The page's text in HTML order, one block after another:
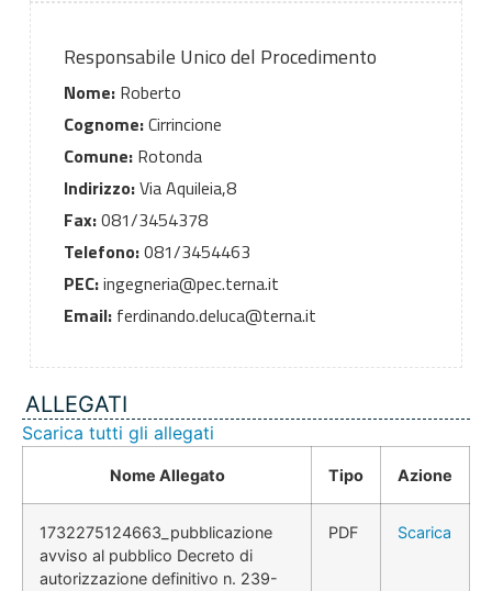
Responsabile Unico del Procedimento
Nome:Roberto
Cognome:Cirrincione
Comune:Rotonda
Indirizzo:Via Aquileia,8
Fax:081/3454378
Telefono:081/3454463
PEC:ingegneria@pec.terna.it
Email:ferdinando.deluca@terna.it
ALLEGATI
Scarica tutti gli allegati
Nome Allegato Tipo Azione
1732275124663_pubblicazione
avviso al pubblico Decreto di
autorizzazione definitivo n. 239-
PDF Scarica